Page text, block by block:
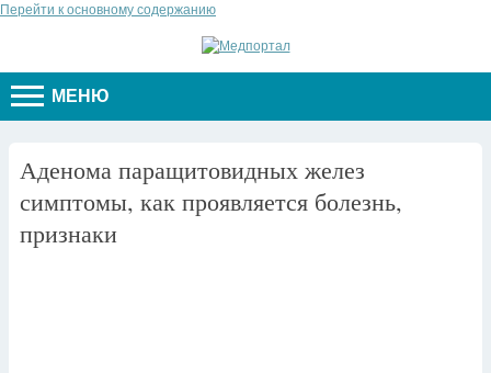
Перейти к основному содержанию
МЕНЮ
Аденома паращитовидных желез
симптомы, как проявляется болезнь,
признаки